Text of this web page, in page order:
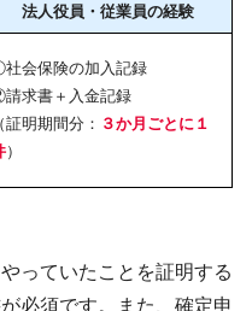
法人役員・従業員の経験
会保険の加入記録
求書＋入金記録
（証明期間分： ３か月ごとに１
）
っていたことを証明する
必須です。また、確定申